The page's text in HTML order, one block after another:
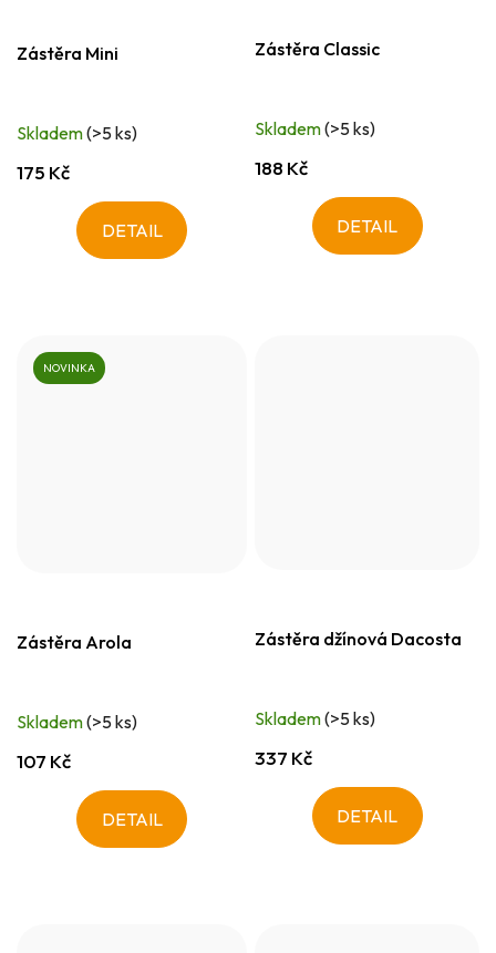
Zástěra Mini
Skladem(>5 ks)
175 Kč
DETAIL
Zástěra Classic
Skladem(>5 ks)
188 Kč
DETAIL
NOVINKA
Zástěra Arola
Skladem(>5 ks)
107 Kč
DETAIL
Zástěra džínová Dacosta
Skladem(>5 ks)
337 Kč
DETAIL